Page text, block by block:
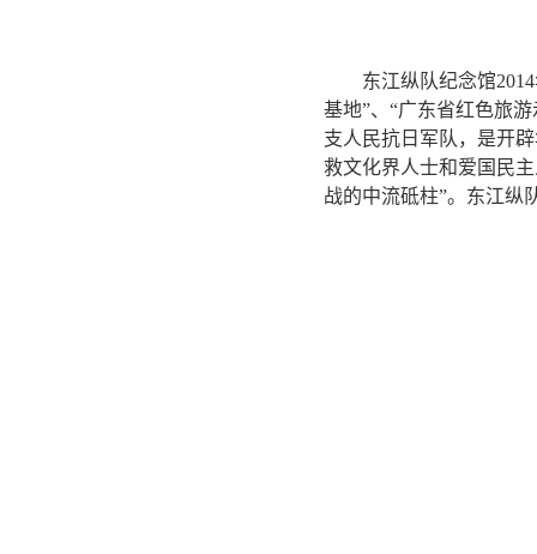
东江纵队纪念馆
基地”、“广东省红色旅
支人民抗日军队，是开
救文化界人士和爱国民
战的中流砥柱”。东江纵